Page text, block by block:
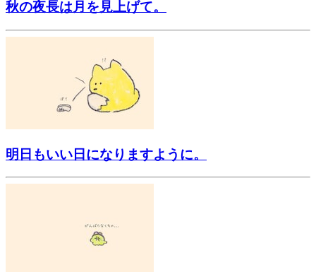
秋の夜長は月を見上げて。
明日もいい日になりますように。